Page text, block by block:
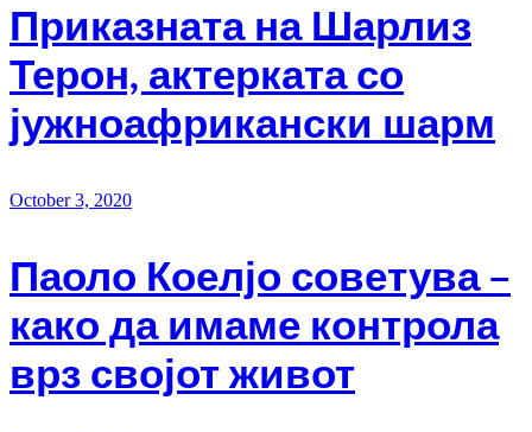
Приказната на Шарлиз
Терон, актерката со
јужноафрикански шарм
October 3, 2020
Паоло Коелјо советува –
како да имаме контрола
врз својот живот